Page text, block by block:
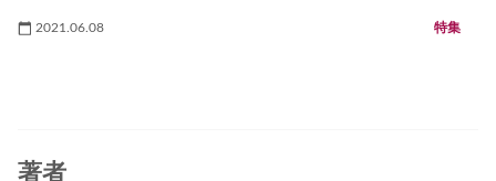
2021.06.08 特集
著者